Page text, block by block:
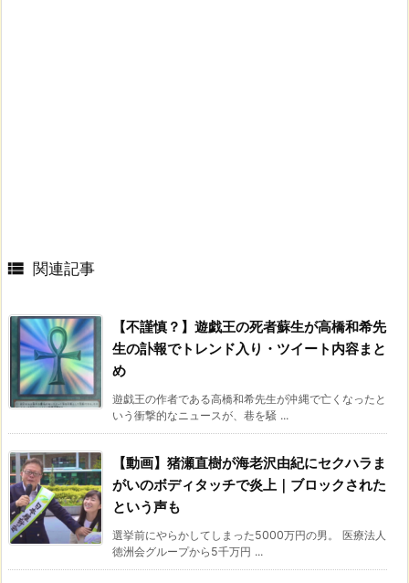
 関連記事
【不謹慎？】遊戯王の死者蘇生が高橋和希先
生の訃報でトレンド入り・ツイート内容まと
め
遊戯王の作者である高橋和希先生が沖縄で亡くなったと
いう衝撃的なニュースが、巷を騒 ...
【動画】猪瀬直樹が海老沢由紀にセクハラま
がいのボディタッチで炎上｜ブロックされた
という声も
選挙前にやらかしてしまった5000万円の男。 医療法人
徳洲会グループから5千万円 ...